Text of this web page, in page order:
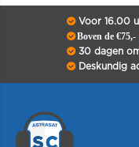
Voor 16.00
Boven de €75,-
30 dagen
Deskundig